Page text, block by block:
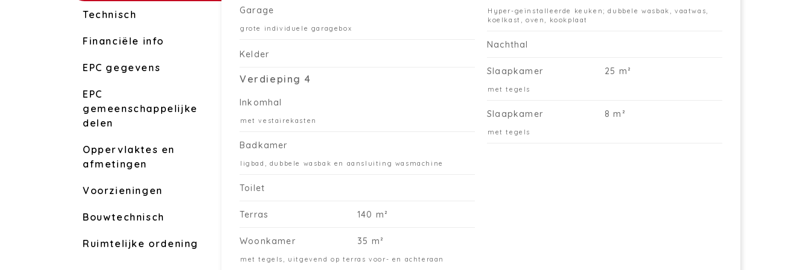
€930/maand en de maandelijkse lasten
bezichtiging, neem contact op met Immo
Technisch
Financiële info
EPC gegevens
EPC
gemeenschappelijke
delen
Oppervlaktes en
afmetingen
Voorzieningen
Bouwtechnisch
Ruimtelijke ordening
Garage
grote individuele garagebox
Kelder
Verdieping 4
Inkomhal
met vestairekasten
Badkamer
ligbad, dubbele wasbak en aansluiting wasmachine
Toilet
Terras 140 m²
Woonkamer 35 m²
met tegels, uitgevend op terras voor- en achteraan
Hyper-geïnstalleerde keuken; dubbele wasbak, vaatwas,
koelkast, oven, kookplaat
Nachthal
Slaapkamer 25 m²
met tegels
Slaapkamer 8 m²
met tegels